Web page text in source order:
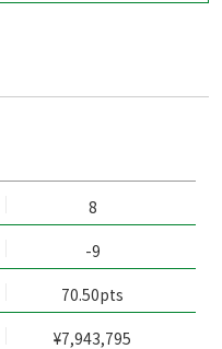
8
-9
70.50pts
¥7,943,795